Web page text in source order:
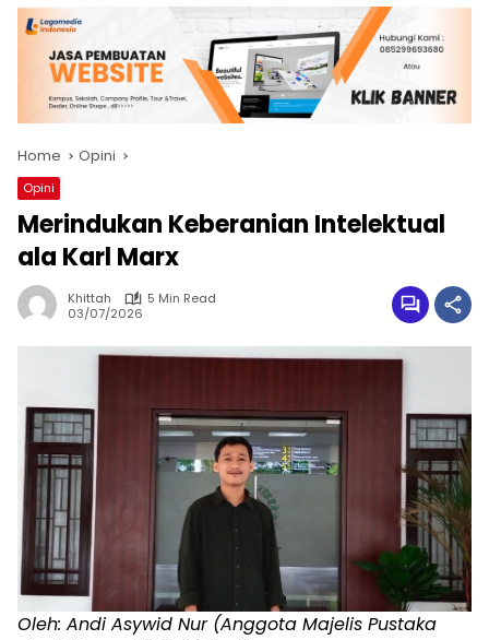
Home Opini
Opini
Merindukan Keberanian Intelektual
ala Karl Marx
Khittah
5 Min Read
03/07/2026
Oleh: Andi Asywid Nur (Anggota Majelis Pustaka